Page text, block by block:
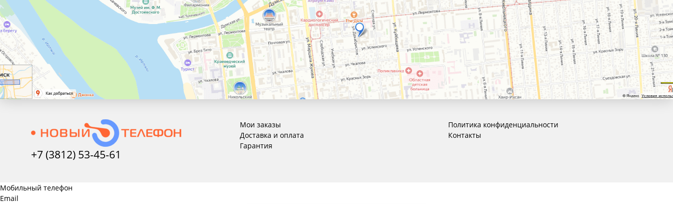
+7 (3812) 53-45-61
Мои заказы
Доставка и оплата
Гарантия
Политика конфиденциальности
Контакты
Мобильный телефон
Email